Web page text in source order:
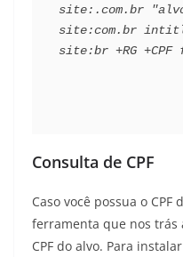
site:.com.br
site:com.br
site:br +RG
Consulta de CPF
Caso você possua o
ferramenta que nos trás
CPF do alvo. Para